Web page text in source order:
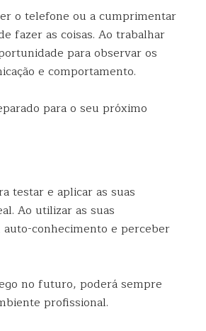
o telefone ou a cumprimentar
fazer as coisas. Ao trabalhar
para observar os
e comportamento.
para o seu próximo
testar e aplicar as suas
Ao utilizar as suas
conhecimento e perceber
no futuro, poderá sempre
profissional.